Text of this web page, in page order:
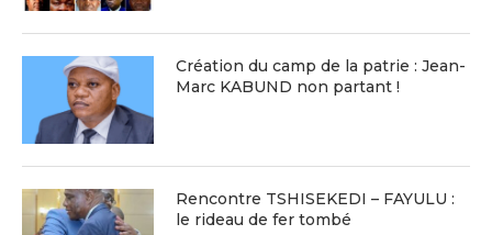
Création du camp de la patrie : Jean-
Marc KABUND non partant !
Rencontre TSHISEKEDI – FAYULU :
le rideau de fer tombé